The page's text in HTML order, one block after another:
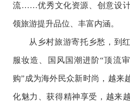
流……优秀文化资源、创意设计
领旅游提升品位、丰富内涵。
从乡村旅游寄托乡愁，到
服妆造、国风国潮进阶“顶流
购”成为海外民众新时尚，越来
化魅力、获得精神享受，越来